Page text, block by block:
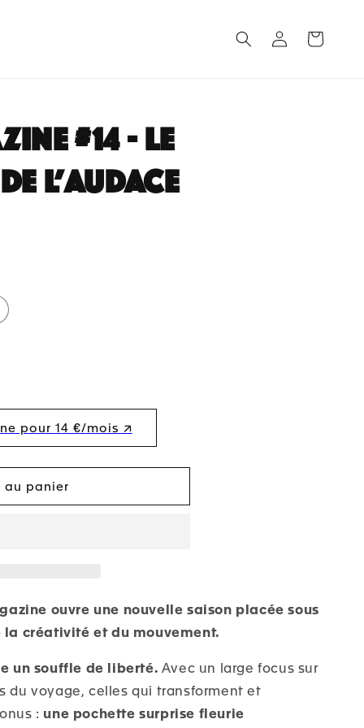
ConnexionPanier
#14 - Le
l’audace
pour 14 €/mois ↗︎
au panier
ouvre une nouvelle saison placée sous
créativité et du mouvement.
un souffle de liberté. Avec un large focus sur
du voyage, celles qui transforment et
: une pochette surprise fleurie